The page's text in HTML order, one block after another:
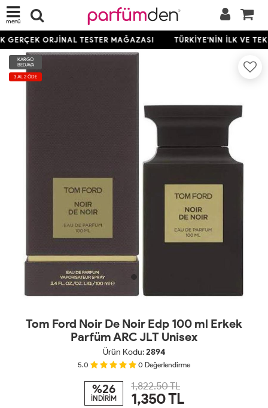
menü
GERÇEK ORJİNAL TESTER MAĞAZASI TÜRKİYE'NİN İLK VE
KARGO
BEDAVA
3 AL 2 ÖDE
Tom Ford Noir De Noir Edp 100 ml Erkek
Parfüm ARC JLT Unisex
Ürün Kodu:2894
5.0 0 Değerlendirme
%26
İNDİRİM
1,822.50 TL
1,350TL